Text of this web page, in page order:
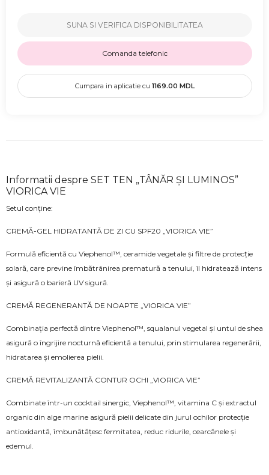
SUNA SI VERIFICA DISPONIBILITATEA
Comanda telefonic
Cumpara in aplicatie cu 1169.00 MDL
Informatii despre SET TEN „TÂNĂR ȘI LUMINOS”
VIORICA VIE
Setul conține:
CREMĂ-GEL HIDRATANTĂ DE ZI CU SPF20 „VIORICA VIE”
Formulă eficientă cu Viephenol™, ceramide vegetale și filtre de protecție
solară, care previne îmbătrânirea prematură a tenului, îl hidratează intens
și asigură o barieră UV sigură.
CREMĂ REGENERANTĂ DE NOAPTE „VIORICA VIE”
Combinația perfectă dintre Viephenol™, squalanul vegetal și untul de shea
asigură o îngrijire nocturnă eficientă a tenului, prin stimularea regenerării,
hidratarea și emolierea pielii.
CREMĂ REVITALIZANTĂ CONTUR OCHI „VIORICA VIE”
Combinate într-un cocktail sinergic, Viephenol™, vitamina C și extractul
organic din alge marine asigură pielii delicate din jurul ochilor protecție
antioxidantă, îmbunătățesc fermitatea, reduc ridurile, cearcănele și
edemul.